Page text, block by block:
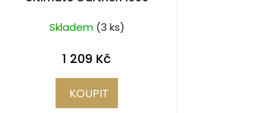
Skladem (3 ks)
1 209 Kč
KOUPIT